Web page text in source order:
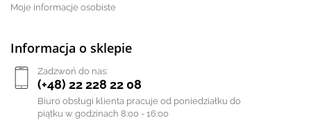
Moje informacje osobiste
Informacja o sklepie
Zadzwoń do nas:
(+48) 22 228 22 08
Biuro obsługi klienta pracuje od poniedziałku do
piątku w godzinach 8:00 - 16:00